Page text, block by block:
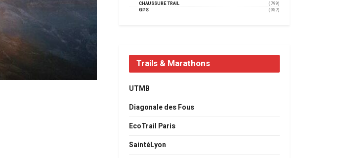
CHAUSSURE TRAIL
(799)
GPS
(957)
Trails & Marathons
UTMB
Diagonale des Fous
EcoTrail Paris
SaintéLyon